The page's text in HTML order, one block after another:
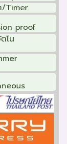
/Timer
proof
โน